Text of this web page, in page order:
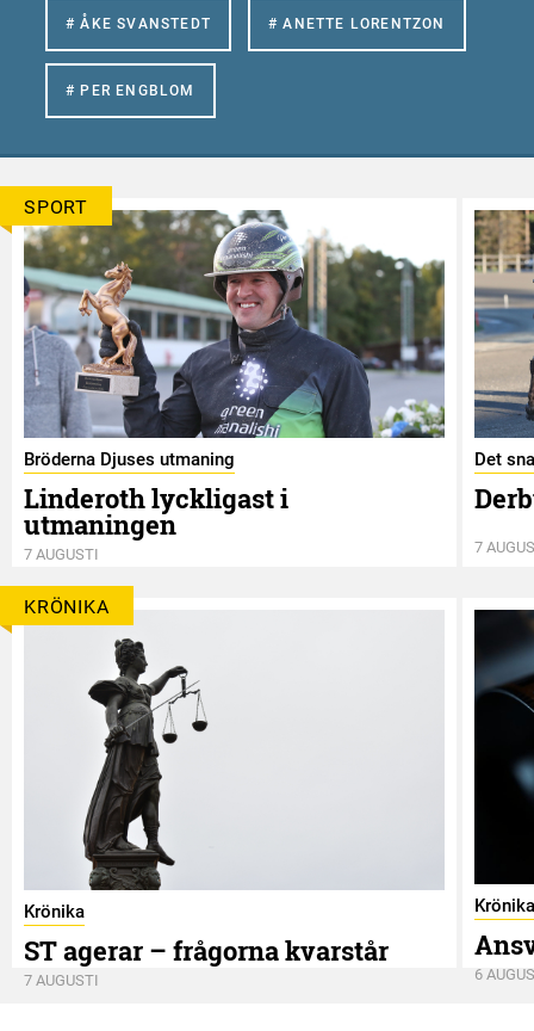
# ÅKE SVANSTEDT # ANETTE LORENTZON
# PER ENGBLOM
SPORT
Bröderna Djuses utmaning
Linderoth lyckligast i
utmaningen
7 AUGUSTI
Det
7
KRÖNIKA
Krönika
ST agerar – frågorna kvarstår
7 AUGUSTI
Krönika
6